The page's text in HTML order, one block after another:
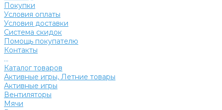
Покупки
Условия оплаты
Условия доставки
Система скидок
Помощь покупателю
Контакты
...
Каталог товаров
Активные игры, Летние товары
Активные игры
Вентиляторы
Мячи